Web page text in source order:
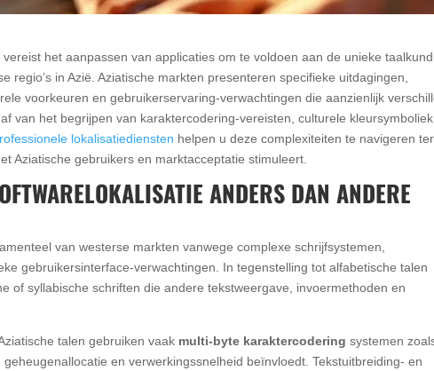
het aanpassen van applicaties om te voldoen aan de unieke
regio’s in Azië. Aziatische markten presenteren specifieke uitdagingen,
voorkeuren en gebruikerservaring-verwachtingen die aanzienlijk
van het begrijpen van karaktercodering-vereisten, culturele kleursymboliek,
lokalisatiediensten helpen u deze complexiteiten te navigeren
Aziatische gebruikers en marktacceptatie stimuleert.
ANDERS DAN ANDERE
van westerse markten vanwege complexe schrijfsystemen,
gebruikersinterface-verwachtingen. In tegenstelling tot alfabetische talen
of syllabische schriften die andere tekstweergave, invoermethoden en
talen gebruiken vaak multi-byte karaktercodering systemen
en verwerkingssnelheid beïnvloedt. Tekstuitbreiding- en